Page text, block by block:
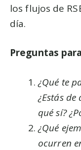
los flujos de
día.
Preguntas
¿Qué te
¿Estás
qué sí?
¿Qué
ocurren